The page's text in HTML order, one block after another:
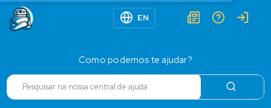
EN
Como podemos te ajudar?